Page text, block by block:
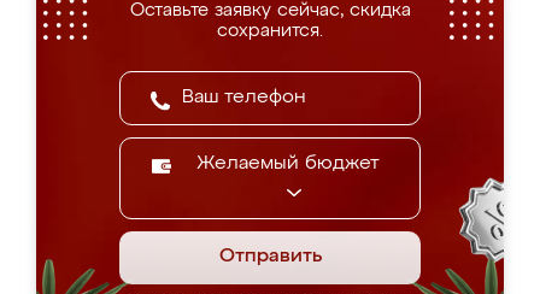
Оставьте заявку сейчас, скидка
сохранится.
Желаемый бюджет
Отправить